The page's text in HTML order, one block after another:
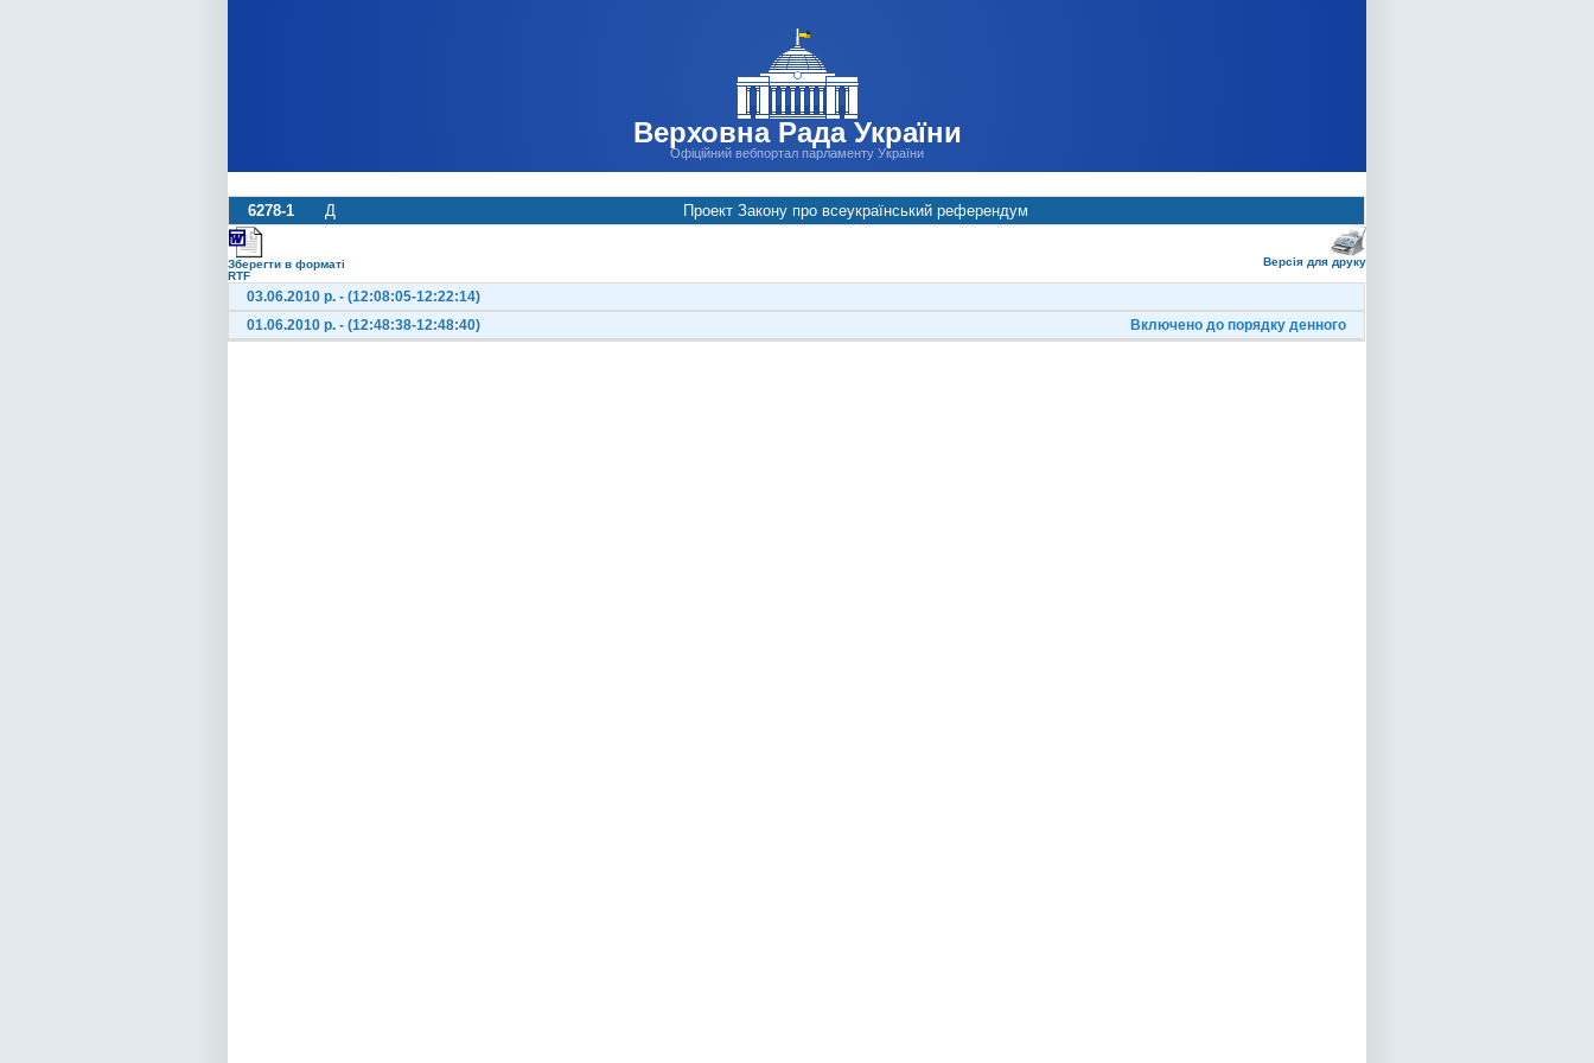
Верховна Рада України
Офіційний вебпортал парламенту України
6278-1 Д Проект Закону про всеукраїнський референдум
Зберегти в форматі
RTF
Версія для друку
03.06.2010 р. - (12:08:05-12:22:14)
01.06.2010 р. - (12:48:38-12:48:40)
Включено до порядку денного